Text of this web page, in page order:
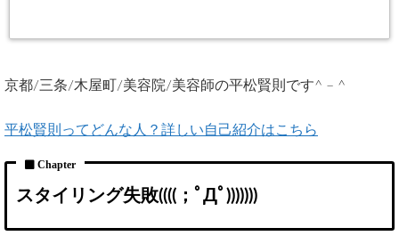
京都/三条/木屋町/美容院/美容師の平松賢則です^ – ^
平松賢則ってどんな人？詳しい自己紹介はこちら
スタイリング失敗((((；ﾟДﾟ)))))))